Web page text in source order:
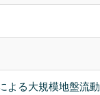
よる大規模地盤流